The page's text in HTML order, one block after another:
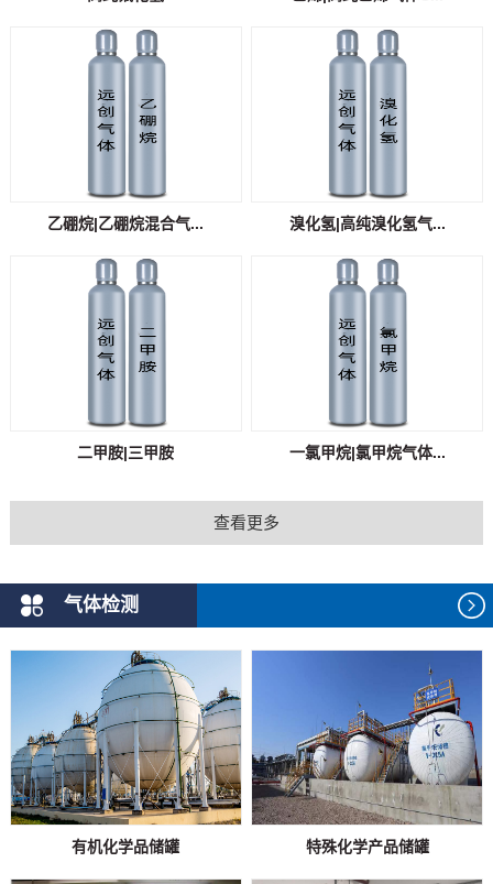
乙硼烷|乙硼烷混合气... 溴化氢|高纯溴化氢气...
二甲胺|三甲胺 一氯甲烷|氯甲烷气体...
查看更多
气体检测
有机化学品储罐 特殊化学产品储罐